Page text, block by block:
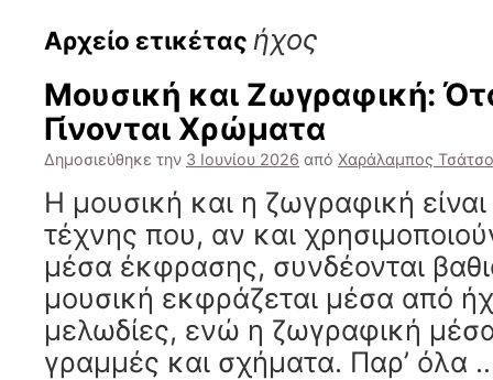
Αρχείο ετικέτας ήχος
Μουσική και Ζωγραφική:
Γίνονται Χρώματα
Δημοσιεύθηκε την 3 Ιουνίου 2026 από Χαράλαμπος
Η μουσική και η ζωγραφική
τέχνης που, αν και
μέσα έκφρασης, συνδέονται
μουσική εκφράζεται μέσα από
μελωδίες, ενώ η ζωγραφική
γραμμές και σχήματα. Παρ’ όλα